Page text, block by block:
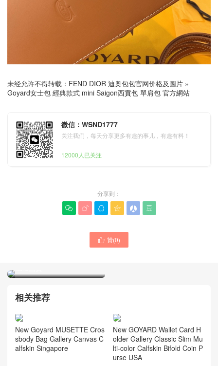
未经允许不得转载： FEND DIOR 迪奥包包官网价格及圖片 »
Goyard女士包 經典款式 mini Saigon西貢包 單肩包 官方網站
微信：WSND1777
关注我们，每天分享更多有趣的事儿，有趣有料！
12000人已关注
分享到：
     
 贊(0)
UK Britain官網專櫃 限定版
Goyard新款包包官方網站
Cisalpin 雙肩包小牛皮帆布
材質包